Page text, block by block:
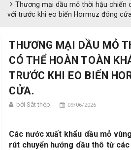
Thương mại dầu mỏ thời hậu chiến
với trước khi eo biển Hormuz đóng cửa.
THƯƠNG MẠI DẦU MỎ
CÓ THỂ HOÀN TOÀN
TRƯỚC KHI EO BIỂN
CỬA.
bởi Sắt thép 09/06/2026
Các nước xuất khẩu dầu mỏ
rút chuyển hướng dầu thô từ